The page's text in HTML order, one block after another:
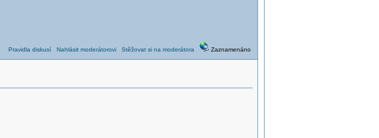
Pravidla diskusí Nahlásit moderátorovi Stěžovat si na moderátora Zaznamenáno